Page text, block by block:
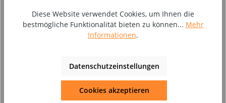
Rückenstützen
Schutzbrillen
Schürzen
Secuboxen
Diese Website verwendet Cookies, um Ihnen die
bestmögliche Funktionalität bieten zu können... Mehr
Informationen.
Datenschutzeinstellungen
Cookies akzeptieren